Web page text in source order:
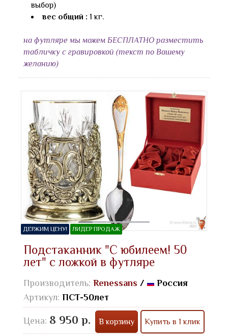
выбор)
вес общий : 1 кг.
на футляре мы можем БЕСПЛАТНО разместить
табличку с гравировкой (текст по Вашему
желанию)
ДЕРЖИМ ЦЕНУ! ЛИДЕР ПРОДАЖ
Подстаканник "С юбилеем! 50
лет" с ложкой в футляре
Производитель: Renessans /
Россия
Артикул: ПСТ-50лет
Цена: 8 950 р. В корзину Купить в 1 клик